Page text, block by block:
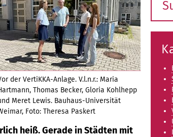
der VertiKKA-Anlage. V.l.n.r.: Maria
Thomas Becker, Gloria Kohlhepp
Meret Lewis. Bauhaus-Universität
Foto: Theresa Paskert
heiß. Gerade in Städten mit